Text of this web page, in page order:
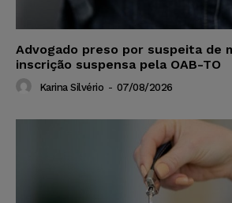
Advogado preso por suspeita de
inscrição suspensa pela OAB-TO
Karina Silvério - 07/08/2026